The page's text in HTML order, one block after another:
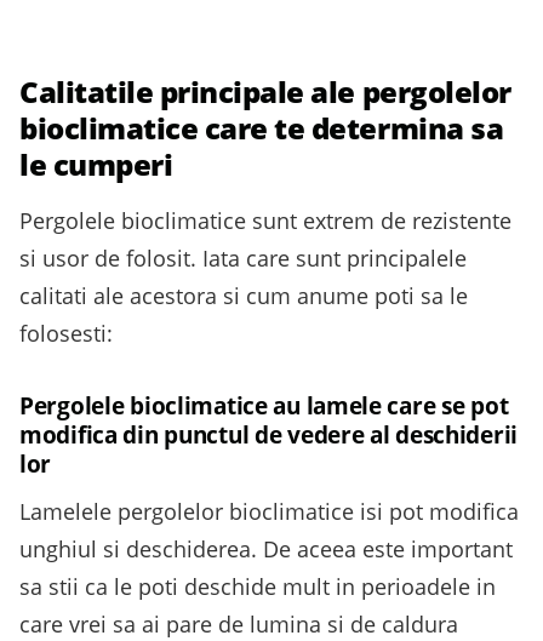
Calitatile principale ale pergolelor
bioclimatice care te determina sa
le cumperi
Pergolele bioclimatice sunt extrem de rezistente
si usor de folosit. Iata care sunt principalele
calitati ale acestora si cum anume poti sa le
folosesti:
Pergolele bioclimatice au lamele care se pot
modifica din punctul de vedere al deschiderii
lor
Lamelele pergolelor bioclimatice isi pot modifica
unghiul si deschiderea. De aceea este important
sa stii ca le poti deschide mult in perioadele in
care vrei sa ai pare de lumina si de caldura